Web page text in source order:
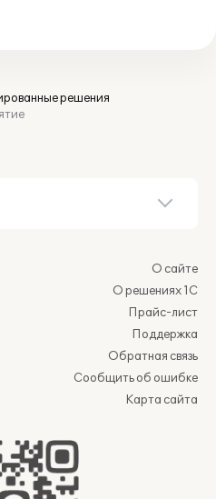
решения
О сайте
О решениях 1С
Прайс-лист
Поддержка
Обратная связь
Сообщить об ошибке
Карта сайта